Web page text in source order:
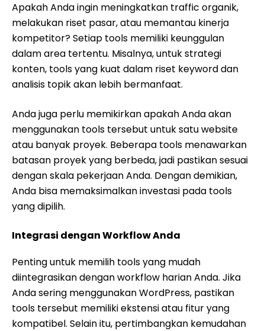
Apakah Anda ingin meningkatkan traffic organik,
melakukan riset pasar, atau memantau kinerja
kompetitor? Setiap tools memiliki keunggulan
dalam area tertentu. Misalnya, untuk strategi
konten, tools yang kuat dalam riset keyword dan
analisis topik akan lebih bermanfaat.
Anda juga perlu memikirkan apakah Anda akan
menggunakan tools tersebut untuk satu website
atau banyak proyek. Beberapa tools menawarkan
batasan proyek yang berbeda, jadi pastikan sesuai
dengan skala pekerjaan Anda. Dengan demikian,
Anda bisa memaksimalkan investasi pada tools
yang dipilih.
Integrasi dengan Workflow Anda
Penting untuk memilih tools yang mudah
diintegrasikan dengan workflow harian Anda. Jika
Anda sering menggunakan WordPress, pastikan
tools tersebut memiliki ekstensi atau fitur yang
kompatibel. Selain itu, pertimbangkan kemudahan